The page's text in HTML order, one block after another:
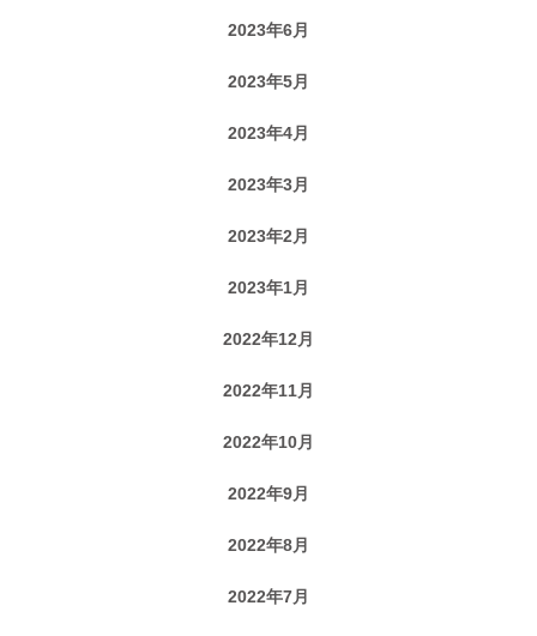
2023年6月
2023年5月
2023年4月
2023年3月
2023年2月
2023年1月
2022年12月
2022年11月
2022年10月
2022年9月
2022年8月
2022年7月